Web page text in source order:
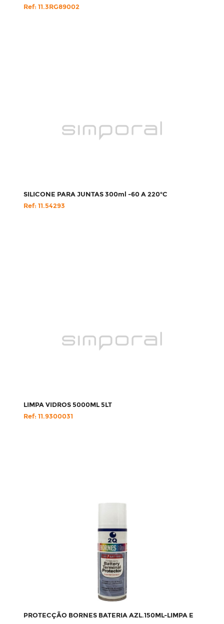
Ref: 11.3RG89002
SILICONE PARA JUNTAS 300ml -60 A 220ºC
Ref: 11.54293
LIMPA VIDROS 5000ML 5LT
Ref: 11.9300031
PROTECÇÃO BORNES BATERIA AZL.150ML-LIMPA E